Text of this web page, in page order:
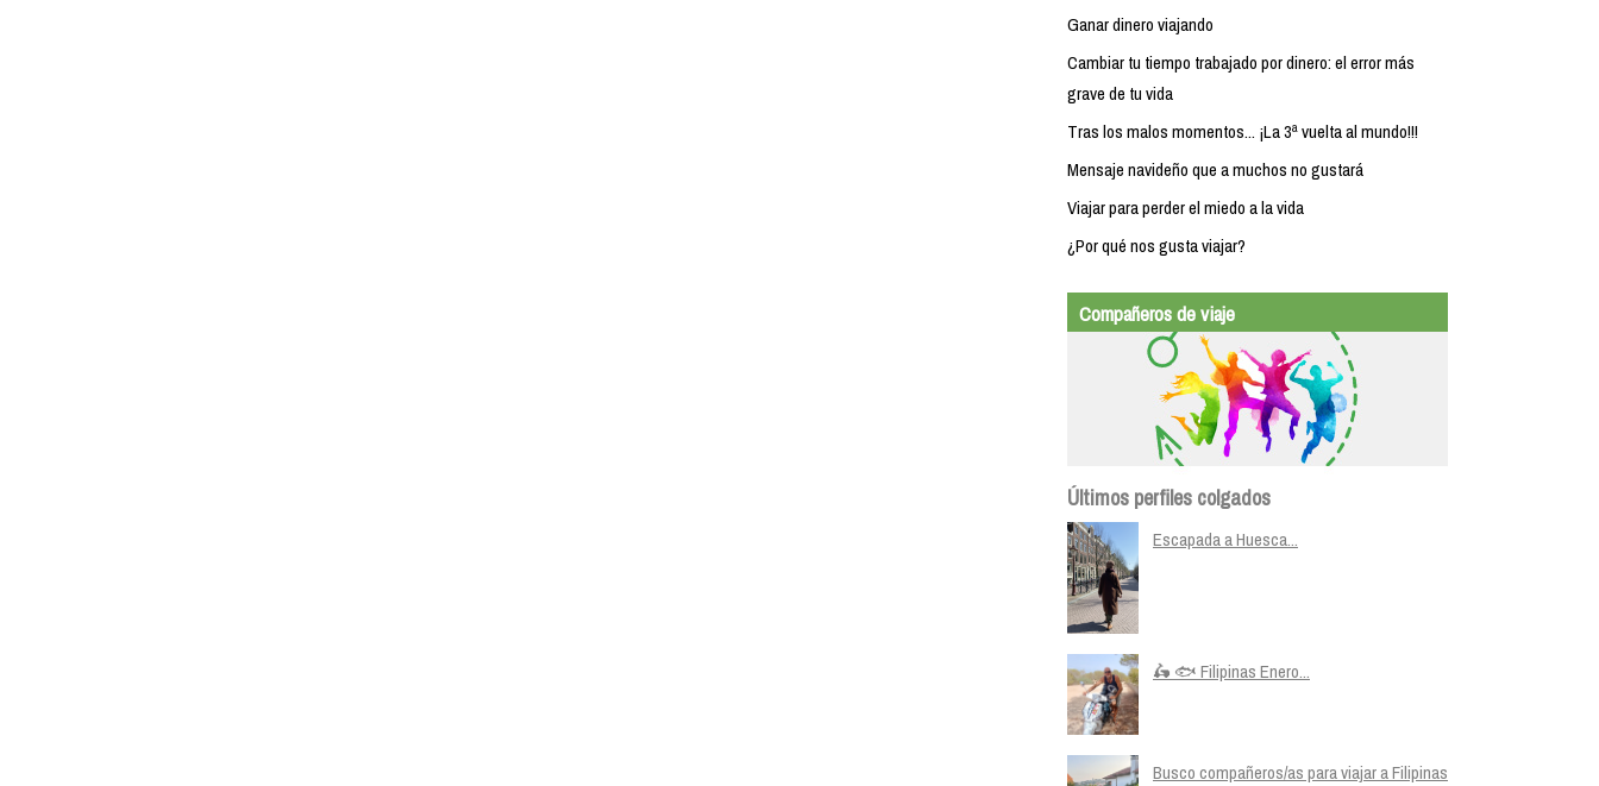
Ganar dinero viajando
Cambiar tu tiempo trabajado por dinero: el error más
grave de tu vida
Tras los malos momentos... ¡La 3ª vuelta al mundo!!!
Mensaje navideño que a muchos no gustará
Viajar para perder el miedo a la vida
¿Por qué nos gusta viajar?
Compañeros de viaje
Últimos perfiles colgados
Escapada a Huesca...
🛵 🐟 Filipinas Enero...
Busco compañeros/as para viajar a Filipinas